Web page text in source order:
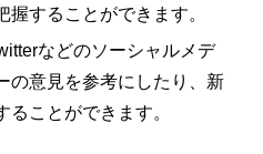
握することができます。
などのソーシャルメデ
の意見を参考にしたり、新
ことができます。